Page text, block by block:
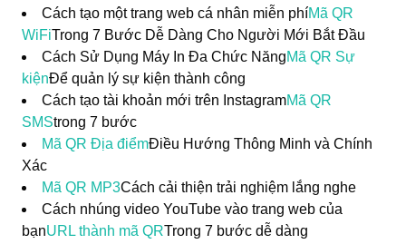
Cách tạo một trang web cá nhân miễn phíMã QR
WiFiTrong 7 Bước Dễ Dàng Cho Người Mới Bắt Đầu
Cách Sử Dụng Máy In Đa Chức NăngMã QR Sự
kiệnĐể quản lý sự kiện thành công
Cách tạo tài khoản mới trên InstagramMã QR
SMStrong 7 bước
Mã QR Địa điểmĐiều Hướng Thông Minh và Chính
Xác
Mã QR MP3Cách cải thiện trải nghiệm lắng nghe
Cách nhúng video YouTube vào trang web của
bạnURL thành mã QRTrong 7 bước dễ dàng